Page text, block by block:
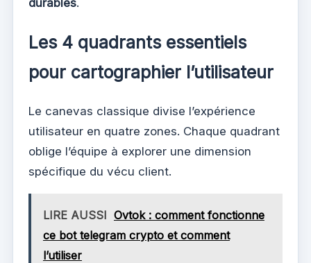
durables.
Les 4 quadrants essentiels
pour cartographier l’utilisateur
Le canevas classique divise l’expérience
utilisateur en quatre zones. Chaque quadrant
oblige l’équipe à explorer une dimension
spécifique du vécu client.
LIRE AUSSI Ovtok : comment fonctionne
ce bot telegram crypto et comment
l’utiliser